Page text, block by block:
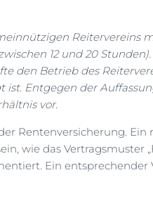
Reitervereins
12 und 20
den Betrieb des
Entgegen der
vor.
Rentenversicherung.
wie das Vertragsmuster
Ein entsprechender